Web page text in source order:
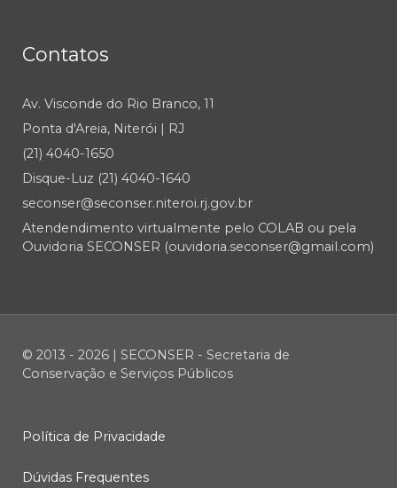
Contatos
Av. Visconde do Rio Branco, 11
Ponta d'Areia, Niterói | RJ
(21) 4040-1650
Disque-Luz (21) 4040-1640
seconser@seconser.niteroi.rj.gov.br
Atendendimento virtualmente pelo COLAB ou pela
Ouvidoria SECONSER (ouvidoria.seconser@gmail.com)
© 2013 - 2026 | SECONSER - Secretaria de
Conservação e Serviços Públicos
Política de Privacidade
Dúvidas Frequentes